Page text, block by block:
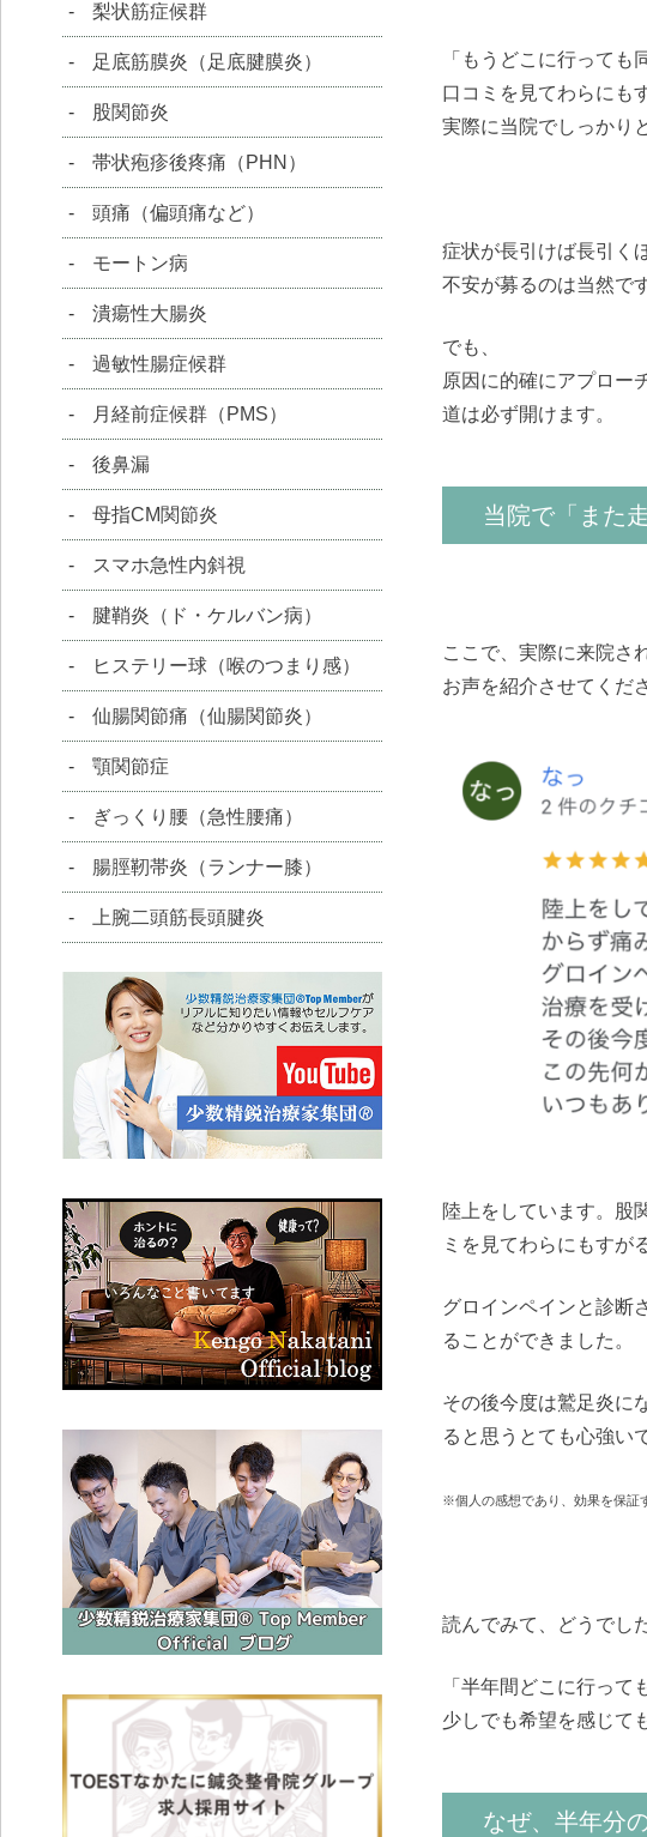
梨状筋症候群
足底筋膜炎（足底腱膜炎）
股関節炎
帯状疱疹後疼痛（PHN）
頭痛（偏頭痛など）
モートン病
潰瘍性大腸炎
過敏性腸症候群
月経前症候群（PMS）
後鼻漏
母指CM関節炎
スマホ急性内斜視
腱鞘炎（ド・ケルバン病）
ヒステリー球（喉のつまり感）
仙腸関節痛（仙腸関節炎）
顎関節症
ぎっくり腰（急性腰痛）
腸脛靭帯炎（ランナー膝）
上腕二頭筋長頭腱炎
「もうどこに行っても
口コミを見てわらにも
実際に当院でしっかり
症状が長引けば長引く
不安が募るのは当然で
でも、
原因に的確にアプロー
道は必ず開けます。
当院で「また
ここで、実際に来院さ
お声を紹介させてくだ
陸上をしています。股
ミを見てわらにもすが
グロインペインと診断
ることができました。
その後今度は鷲足炎に
ると思うとても心強い
※個人の感想であり、効果を保証
読んでみて、どうでし
「半年間どこに行って
少しでも希望を感じて
なぜ、半年分